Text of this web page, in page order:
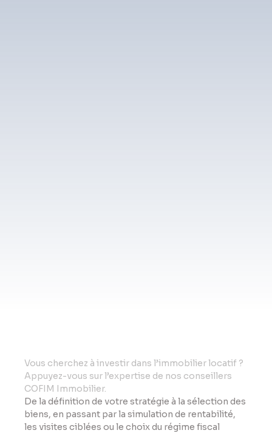
Vous cherchez à investir dans l’immobilier locatif ?
Appuyez-vous sur l’expertise de nos conseillers
COFIM Immobilier.
De la définition de votre stratégie à la sélection des
biens, en passant par la simulation de rentabilité,
les visites ciblées ou le choix du régime fiscal